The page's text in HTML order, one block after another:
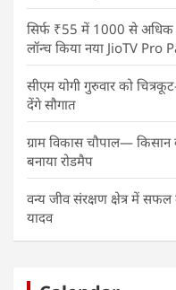
सिर्फ ₹55 में 1000 से अधिक
लॉन्च किया नया JioTV Pro
सीएम योगी गुरुवार को
देंगे सौगात
ग्राम विकास चौपाल—
बनाया रोडमैप
वन्य जीव संरक्षण क्षेत्र में
यादव